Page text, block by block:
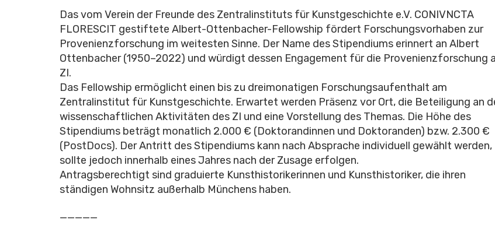
Das vom Verein der Freunde des Zentralinstituts für Kunstgeschichte e.V. CONIVNCTA
FLORESCIT gestiftete Albert-Ottenbacher-Fellowship fördert Forschungsvorhaben zur
Provenienzforschung im weitesten Sinne. Der Name des Stipendiums erinnert an Albert
Ottenbacher (1950–2022) und würdigt dessen Engagement für die Provenienzforschung
ZI.
Das Fellowship ermöglicht einen bis zu dreimonatigen Forschungsaufenthalt am
Zentralinstitut für Kunstgeschichte. Erwartet werden Präsenz vor Ort, die Beteiligung an
wissenschaftlichen Aktivitäten des ZI und eine Vorstellung des Themas. Die Höhe des
Stipendiums beträgt monatlich 2.000 € (Doktorandinnen und Doktoranden) bzw. 2.300 €
(PostDocs). Der Antritt des Stipendiums kann nach Absprache individuell gewählt werden,
sollte jedoch innerhalb eines Jahres nach der Zusage erfolgen.
Antragsberechtigt sind graduierte Kunsthistorikerinnen und Kunsthistoriker, die ihren
ständigen Wohnsitz außerhalb Münchens haben.
_____